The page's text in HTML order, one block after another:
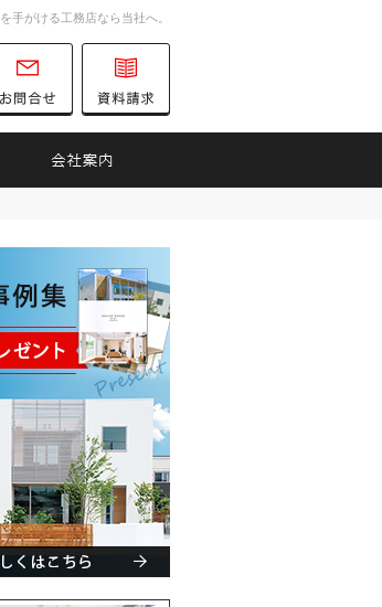
手がける工務店なら当社へ。
Jupiter Cube
0747-52-6700
お問合せ